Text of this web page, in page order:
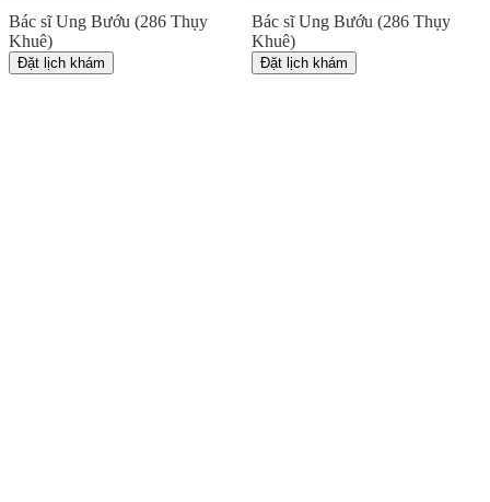
Bác sĩ Ung Bướu (286 Thụy
Khuê)
Đặt lịch khám
Bác sĩ Ung Bướu (286 Thụy
Khuê)
Đặt lịch khám